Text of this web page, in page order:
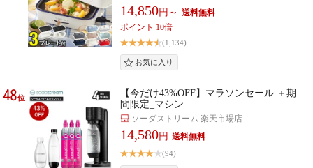
14,850円～
ポイント 10倍
(1,134)
48位
【今だけ43%OFF】マラソンセール ＋期
間限定_マシン…
ソーダストリーム 楽天市場店
14,580円
(94)